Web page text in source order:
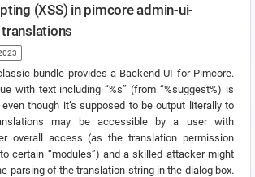
(XSS) in pimcore admin-ui-
bundle provides a Backend UI for Pimcore.
with text including “%s” (from “%suggest%) is
though it’s supposed to be output literally to
may be accessible by a user with
overall access (as the translation permission
certain “modules”) and a skilled attacker might
parsing of the translation string in the dialog box.